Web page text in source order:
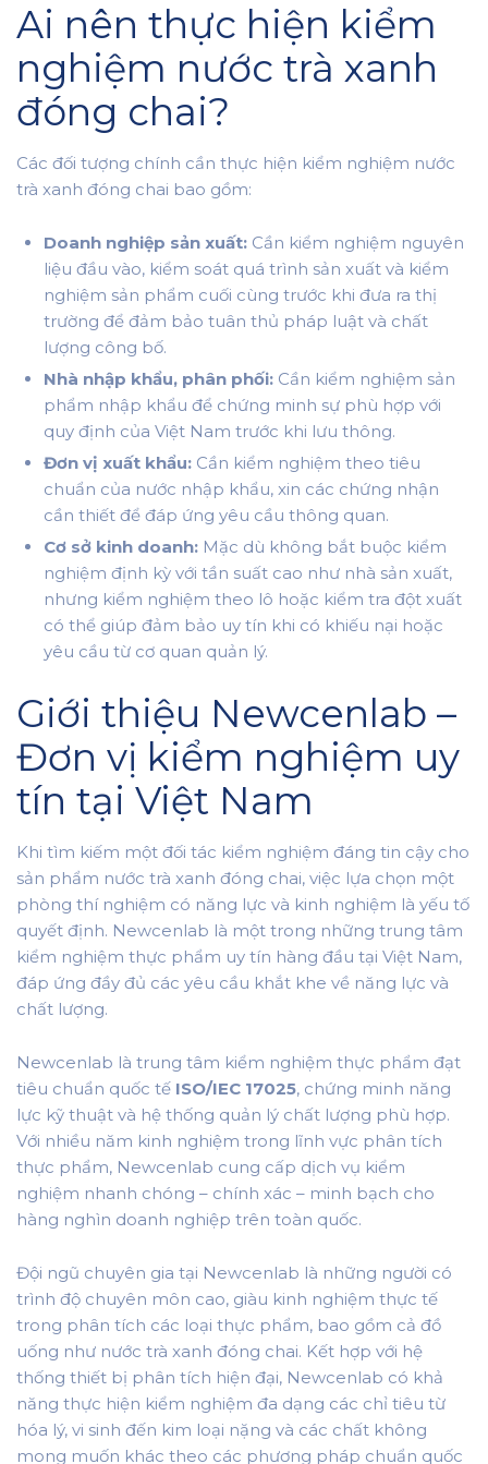
Ai nên thực hiện kiểm
nghiệm nước trà xanh
đóng chai?
Các đối tượng chính cần thực hiện kiểm nghiệm nước
trà xanh đóng chai bao gồm:
Doanh nghiệp sản xuất: Cần kiểm nghiệm nguyên
liệu đầu vào, kiểm soát quá trình sản xuất và kiểm
nghiệm sản phẩm cuối cùng trước khi đưa ra thị
trường để đảm bảo tuân thủ pháp luật và chất
lượng công bố.
Nhà nhập khẩu, phân phối: Cần kiểm nghiệm sản
phẩm nhập khẩu để chứng minh sự phù hợp với
quy định của Việt Nam trước khi lưu thông.
Đơn vị xuất khẩu: Cần kiểm nghiệm theo tiêu
chuẩn của nước nhập khẩu, xin các chứng nhận
cần thiết để đáp ứng yêu cầu thông quan.
Cơ sở kinh doanh: Mặc dù không bắt buộc kiểm
nghiệm định kỳ với tần suất cao như nhà sản xuất,
nhưng kiểm nghiệm theo lô hoặc kiểm tra đột xuất
có thể giúp đảm bảo uy tín khi có khiếu nại hoặc
yêu cầu từ cơ quan quản lý.
Giới thiệu Newcenlab –
Đơn vị kiểm nghiệm uy
tín tại Việt Nam
Khi tìm kiếm một đối tác kiểm nghiệm đáng tin cậy cho
sản phẩm nước trà xanh đóng chai, việc lựa chọn một
phòng thí nghiệm có năng lực và kinh nghiệm là yếu tố
quyết định. Newcenlab là một trong những trung tâm
kiểm nghiệm thực phẩm uy tín hàng đầu tại Việt Nam,
đáp ứng đầy đủ các yêu cầu khắt khe về năng lực và
chất lượng.
Newcenlab là trung tâm kiểm nghiệm thực phẩm đạt
tiêu chuẩn quốc tế ISO/IEC 17025, chứng minh năng
lực kỹ thuật và hệ thống quản lý chất lượng phù hợp.
Với nhiều năm kinh nghiệm trong lĩnh vực phân tích
thực phẩm, Newcenlab cung cấp dịch vụ kiểm
nghiệm nhanh chóng – chính xác – minh bạch cho
hàng nghìn doanh nghiệp trên toàn quốc.
Đội ngũ chuyên gia tại Newcenlab là những người có
trình độ chuyên môn cao, giàu kinh nghiệm thực tế
trong phân tích các loại thực phẩm, bao gồm cả đồ
uống như nước trà xanh đóng chai. Kết hợp với hệ
thống thiết bị phân tích hiện đại, Newcenlab có khả
năng thực hiện kiểm nghiệm đa dạng các chỉ tiêu từ
hóa lý, vi sinh đến kim loại nặng và các chất không
mong muốn khác theo các phương pháp chuẩn quốc